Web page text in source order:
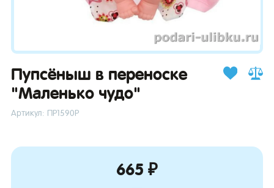
Пупсёныш в переноске
"Маленько чудо"
Артикул: ПР1590Р
665 ₽